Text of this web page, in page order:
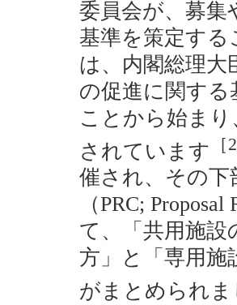
委員会が、募集
基準を策定する
は、内閣総理大
の促進に関す
ことから始まり
されています
催され、その下
（PRC;
て、「共用施設
方」と「専用施
がまとめられ